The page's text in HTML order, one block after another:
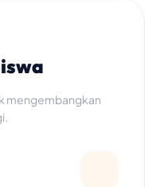
mengembangkan